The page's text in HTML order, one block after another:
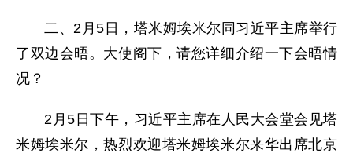
二、2月5日，塔米姆埃米尔同习近平主席举行
了双边会晤。大使阁下，请您详细介绍一下会晤情
况？
2月5日下午，习近平主席在人民大会堂会见塔
米姆埃米尔，热烈欢迎塔米姆埃米尔来华出席北京